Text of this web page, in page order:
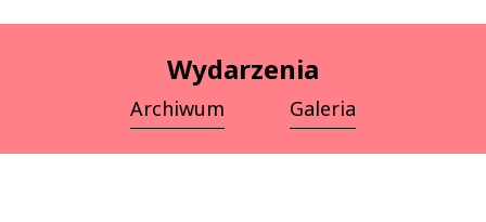
Wydarzenia
Archiwum Galeria